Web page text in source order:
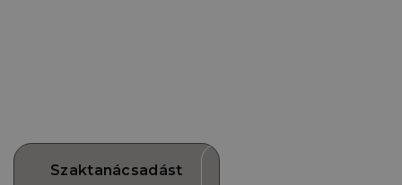
Szaktanácsadást